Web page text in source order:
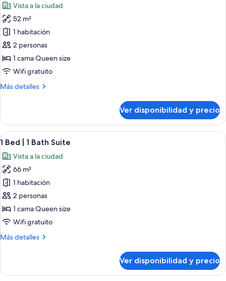
las
fotos
de
Studio
Suite
Vista a la ciudad
52 m²
1 habitación
2 personas
1 cama Queen size
Wifi gratuito
Más detalles
Más
Suite
Ver disponibilidad y precio
Ver
todas
las
fotos
de
1
Bed
Bath
Una sala de estar moderna con
21
1 Bed | 1 Bath Suite
Vista a la ciudad
66 m²
1 habitación
2 personas
1 cama Queen size
Wifi gratuito
Más detalles
Más
Bed
Ver disponibilidad y precio